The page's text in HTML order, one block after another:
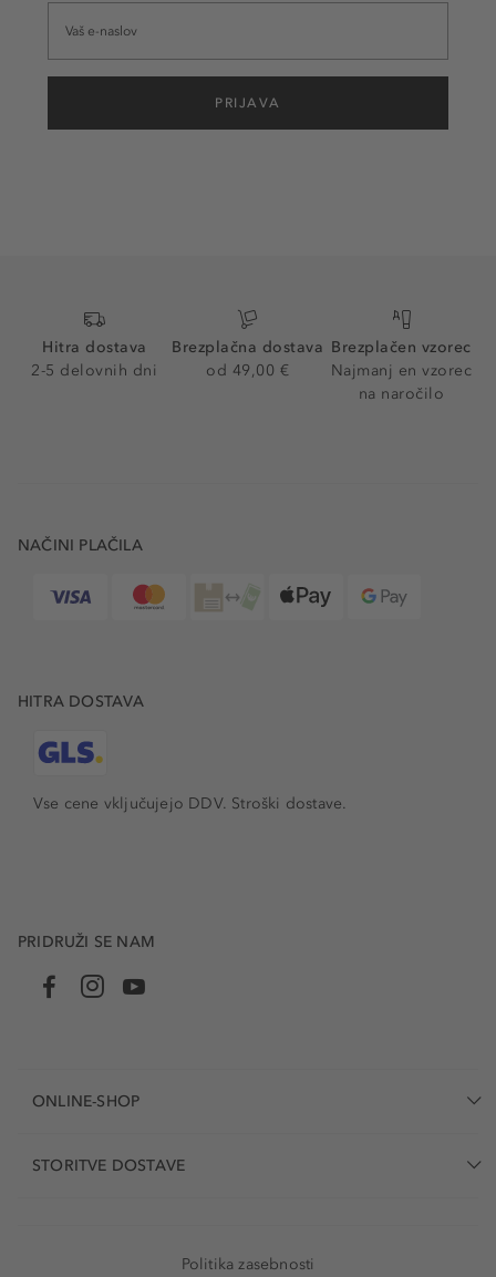
PRIJAVA
Hitra dostava
2-5 delovnih dni
Brezplačna dostava
od 49,00 €
Brezplačen vzorec
Najmanj en vzorec
na naročilo
NAČINI PLAČILA
HITRA DOSTAVA
Vse cene vključujejo DDV. Stroški dostave.
PRIDRUŽI SE NAM
ONLINE-SHOP
STORITVE DOSTAVE
Politika zasebnosti